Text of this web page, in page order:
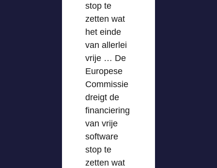
stop te
zetten wat
het einde
van allerlei
vrije … De
Europese
Commissie
dreigt de
financiering
van vrije
software
stop te
zetten wat